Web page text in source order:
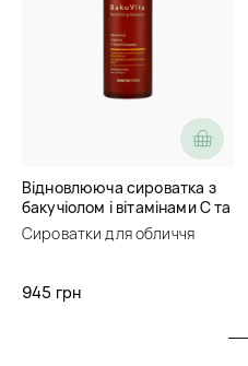
Відновлююча сироватка з
бакучіолом і вітамінами C та
E Thank You Farmer BakuVita
Revitalizing Ampoule
Сироватки для обличчя
945 грн